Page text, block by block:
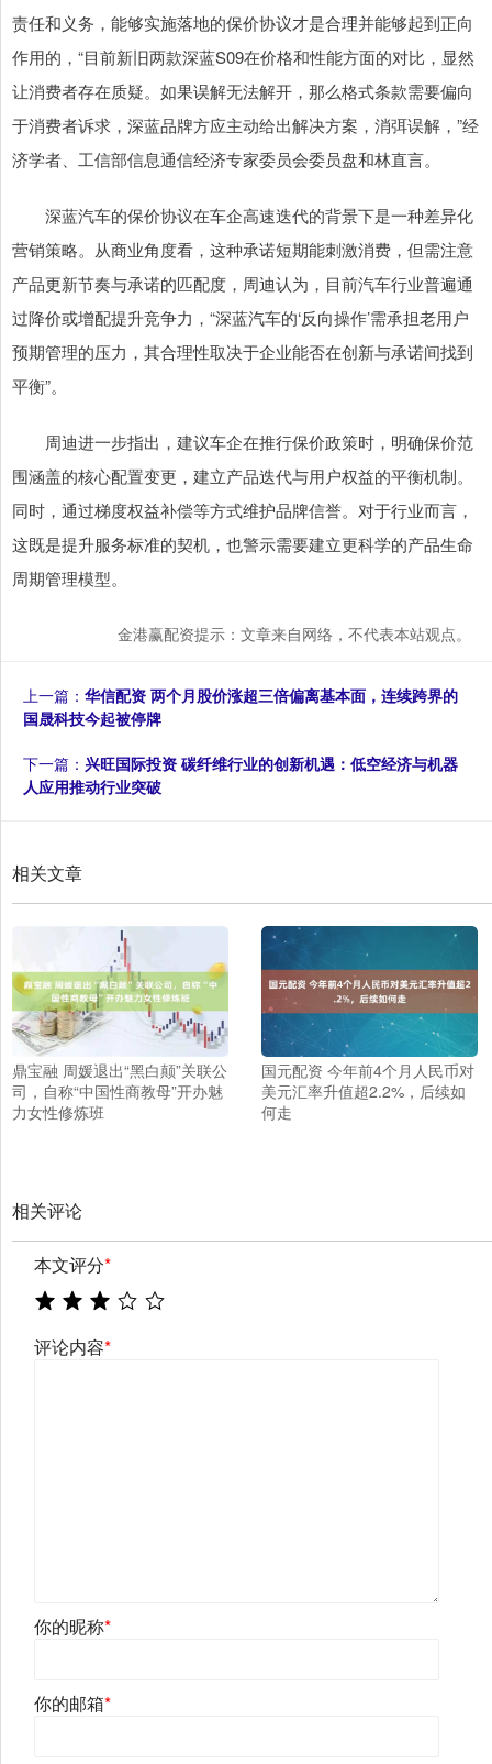
责任和义务，能够实施落地的保价协议才是合理并能够起到正向
作用的，“目前新旧两款深蓝S09在价格和性能方面的对比，显然
让消费者存在质疑。如果误解无法解开，那么格式条款需要偏向
于消费者诉求，深蓝品牌方应主动给出解决方案，消弭误解，”经
济学者、工信部信息通信经济专家委员会委员盘和林直言。
深蓝汽车的保价协议在车企高速迭代的背景下是一种差异化
营销策略。从商业角度看，这种承诺短期能刺激消费，但需注意
产品更新节奏与承诺的匹配度，周迪认为，目前汽车行业普遍通
过降价或增配提升竞争力，“深蓝汽车的‘反向操作’需承担老用户
预期管理的压力，其合理性取决于企业能否在创新与承诺间找到
平衡”。
周迪进一步指出，建议车企在推行保价政策时，明确保价范
围涵盖的核心配置变更，建立产品迭代与用户权益的平衡机制。
同时，通过梯度权益补偿等方式维护品牌信誉。对于行业而言，
这既是提升服务标准的契机，也警示需要建立更科学的产品生命
周期管理模型。
金港赢配资提示：文章来自网络，不代表本站观点。
上一篇： 华信配资 两个月股价涨超三倍偏离基本面，连续跨界的
国晟科技今起被停牌
下一篇： 兴旺国际投资 碳纤维行业的创新机遇：低空经济与机器
人应用推动行业突破
相关文章
鼎宝融 周媛退出“黑白颠”关联公
司，自称“中国性商教母”开办魅
力女性修炼班
国元配资 今年前4个月人民币对
美元汇率升值超2.2%，后续如
何走
相关评论
本文评分*
评论内容*
你的昵称*
你的邮箱*